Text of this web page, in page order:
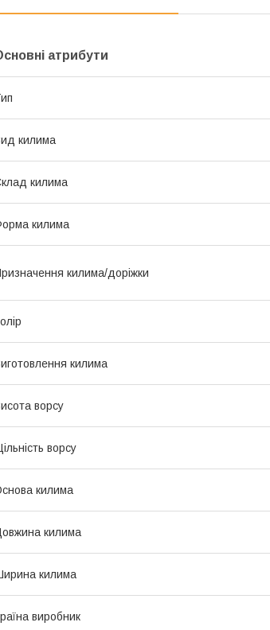
атрибути
килима
килима
килима
килима/доріжки
килима
ворсу
ворсу
килима
килима
килима
виробник